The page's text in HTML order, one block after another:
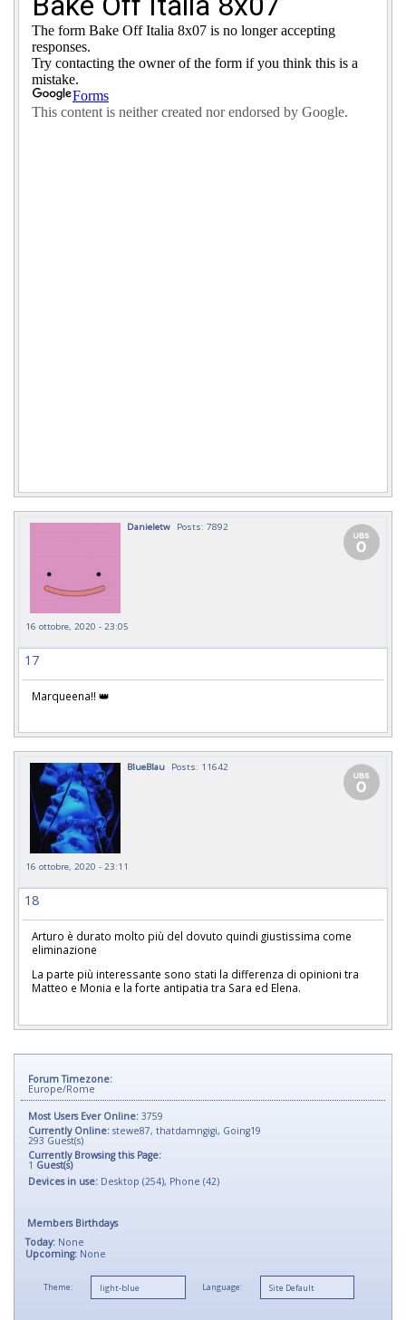
Danieletw Posts: 7892
16 ottobre, 2020 - 23:05
17
Marqueena!! 👑
BlueBlau Posts: 11642
16 ottobre, 2020 - 23:11
18
Arturo è durato molto più del dovuto quindi giustissima come
eliminazione
La parte più interessante sono stati la differenza di opinioni tra
Matteo e Monia e la forte antipatia tra Sara ed Elena.
Forum Timezone:
Europe/Rome
Most Users Ever Online: 3759
Currently Online: stewe87, thatdamngigi, Going19
293 Guest(s)
Currently Browsing this Page:
1 Guest(s)
Devices in use: Desktop (254), Phone (42)
Members Birthdays
Today: None
Upcoming: None
Theme: Language: